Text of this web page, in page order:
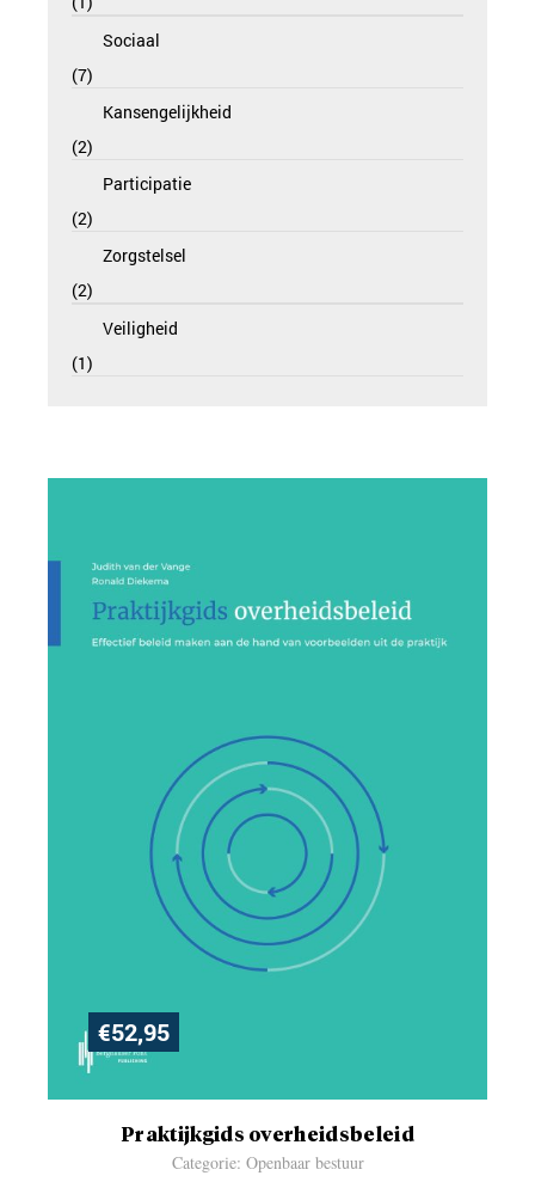
Sociaal
7
Kansengelijkheid
2
Participatie
2
Zorgstelsel
2
Veiligheid
1
€52,95
Praktijkgids overheidsbeleid
Categorie: Openbaar bestuur